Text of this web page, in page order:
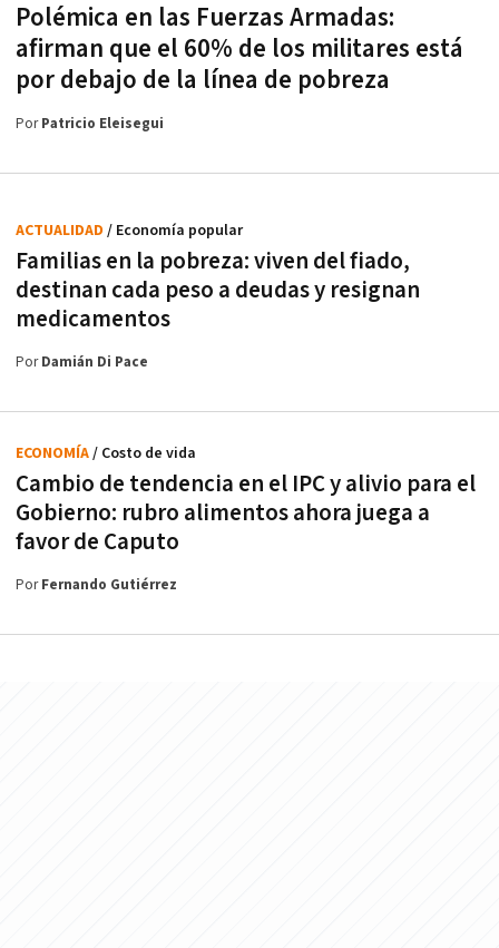
Polémica en las Fuerzas Armadas:
afirman que el 60% de los militares está
por debajo de la línea de pobreza
PorPatricio Eleisegui
Familias en la pobreza: viven del fiado,
destinan cada peso a deudas y resignan
medicamentos
ACTUALIDAD / Economía popular
PorDamián Di Pace
Cambio de tendencia en el IPC y alivio para el
Gobierno: rubro alimentos ahora juega a
favor de Caputo
ECONOMÍA/ Costo de vida
PorFernando Gutiérrez